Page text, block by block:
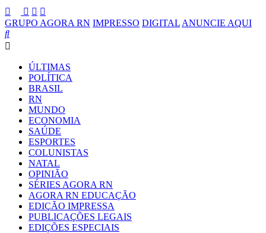
GRUPO AGORA RN IMPRESSO DIGITAL ANUNCIE AQUI
ÚLTIMAS
POLÍTICA
BRASIL
RN
MUNDO
ECONOMIA
SAÚDE
ESPORTES
COLUNISTAS
NATAL
OPINIÃO
SÉRIES AGORA RN
AGORA RN EDUCAÇÃO
EDIÇÃO IMPRESSA
PUBLICAÇÕES LEGAIS
EDIÇÕES ESPECIAIS